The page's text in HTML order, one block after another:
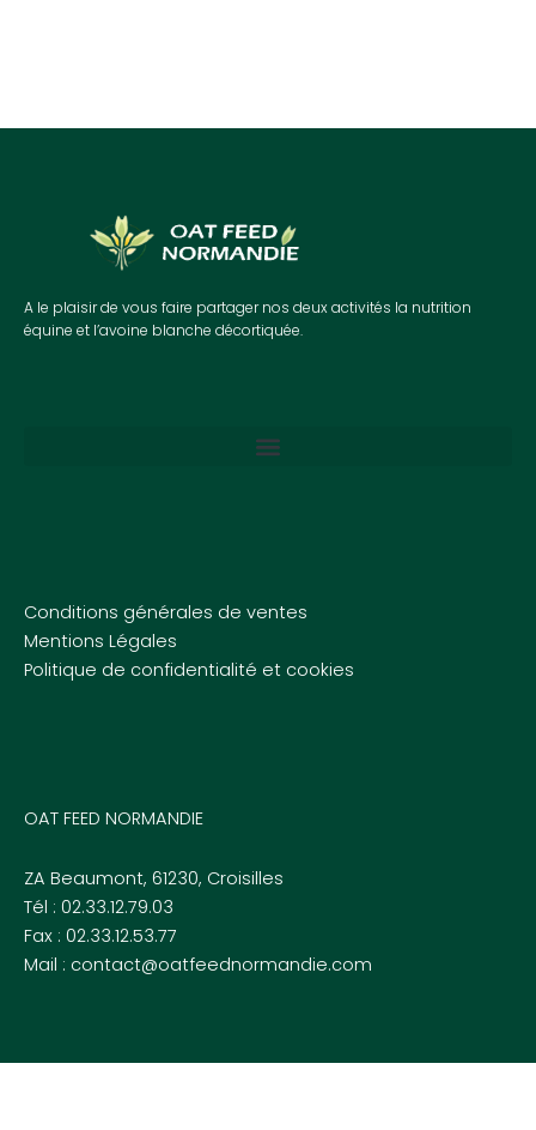
A le plaisir de vous faire partager nos deux activités la nutrition
équine et l’avoine blanche décortiquée.
Conditions générales de ventes
Mentions Légales
Politique de confidentialité et cookies
OAT FEED NORMANDIE
ZA Beaumont, 61230, Croisilles
Tél : 02.33.12.79.03
Fax : 02.33.12.53.77
Mail : contact@oatfeednormandie.com